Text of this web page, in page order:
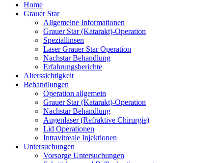
Home
Grauer Star
Allgemeine Informationen
Grauer Star (Katarakt)-Operation
Speziallinsen
Laser Grauer Star Operation
Nachstar Behandlung
Erfahrungsberichte
Alterssichtigkeit
Behandlungen
Operation allgemein
Grauer Star (Katarakt)-Operation
Nachstar Behandlung
Augenlaser (Refraktive Chirurgie)
Lid Operationen
Intravitreale Injektionen
Untersuchungen
Vorsorge Untersuchungen